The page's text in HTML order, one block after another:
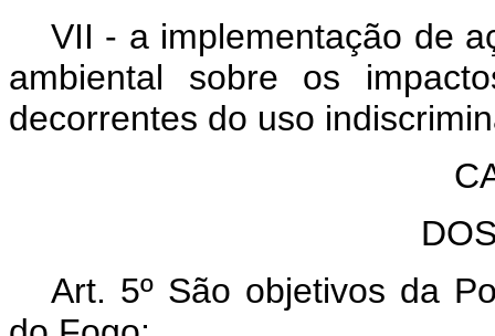
VII - a implementação de
ambiental sobre os
decorrentes do uso
Art. 5º São objetivos da